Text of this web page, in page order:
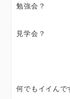
勉強会？
見学会？
何でもイイんで